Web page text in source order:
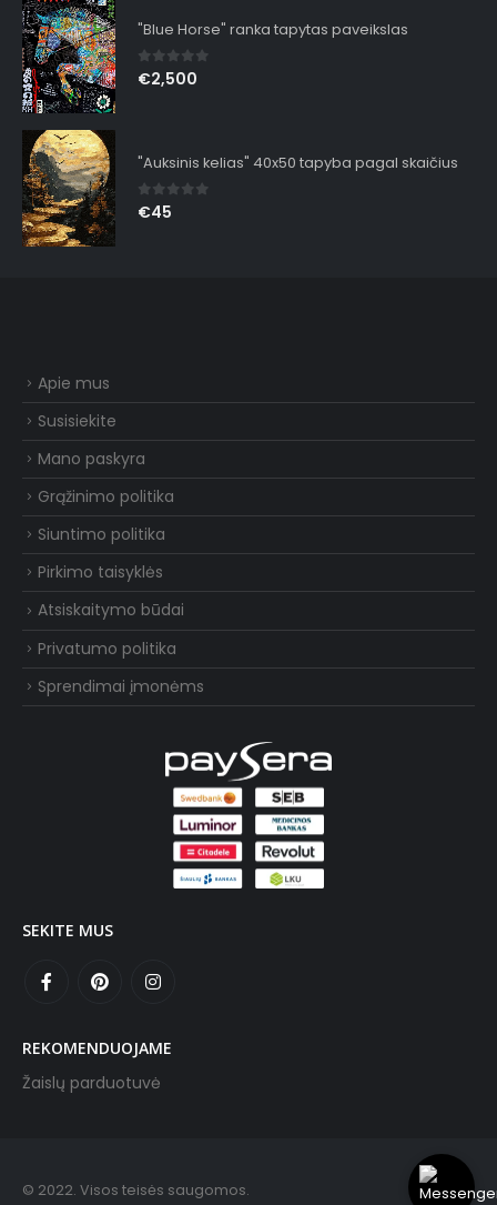
"Blue Horse" ranka tapytas paveikslas
0out of 5
€2,500
"Auksinis kelias" 40x50 tapyba pagal skaičius
0out of 5
€45
Apie mus
Susisiekite
Mano paskyra
Grąžinimo politika
Siuntimo politika
Pirkimo taisyklės
Atsiskaitymo būdai
Privatumo politika
Sprendimai įmonėms
SEKITE MUS
REKOMENDUOJAME
Žaislų parduotuvė
© 2022. Visos teisės saugomos.